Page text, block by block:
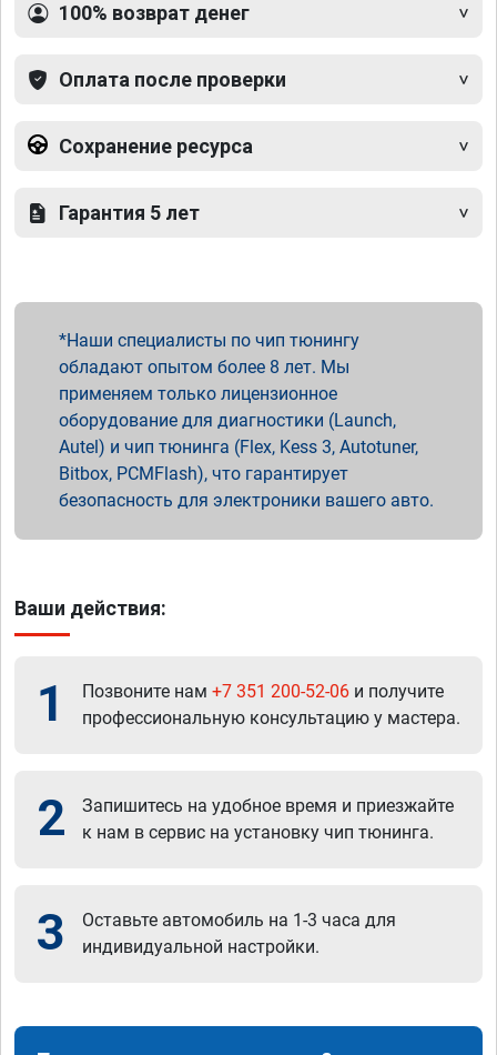
100% возврат денег
Оплата после проверки
Сохранение ресурса
Гарантия 5 лет
Наши специалисты по чип тюнингу
обладают опытом более 8 лет. Мы
применяем только лицензионное
оборудование для диагностики (Launch,
Autel) и чип тюнинга (Flex, Kess 3, Autotuner,
Bitbox, PCMFlash), что гарантирует
безопасность для электроники вашего авто.
Ваши действия:
1 Позвоните нам +7 351 200-52-06 и получите
профессиональную консультацию у мастера.
2
Запишитесь на удобное время и приезжайте
к нам в сервис на установку чип тюнинга.
3
Оставьте автомобиль на 1-3 часа для
индивидуальной настройки.